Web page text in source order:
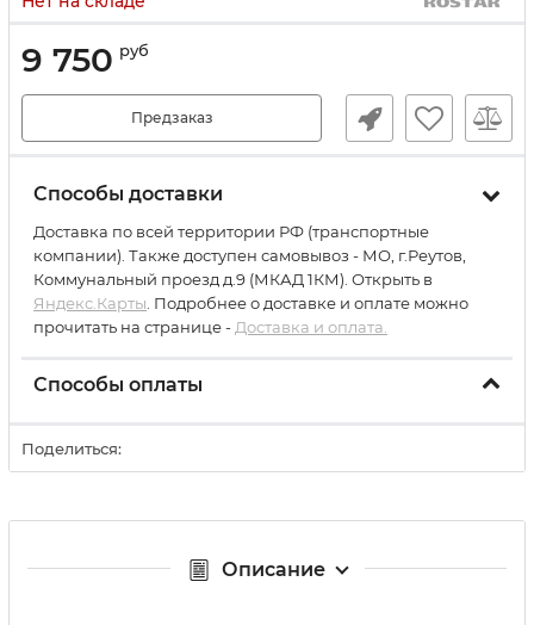
9 750 руб
Предзаказ
Способы доставки
Доставка по всей территории РФ (транспортные
компании). Также доступен самовывоз - МО, г.Реутов,
Коммунальный проезд д.9 (МКАД 1КМ). Открыть в
Яндекс.Карты . Подробнее о доставке и оплате можно
прочитать на странице - Доставка и оплата.
Способы оплаты
Поделиться:
Описание